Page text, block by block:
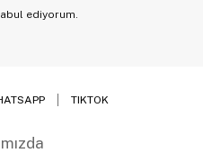
ediyorum.
TIKTOK